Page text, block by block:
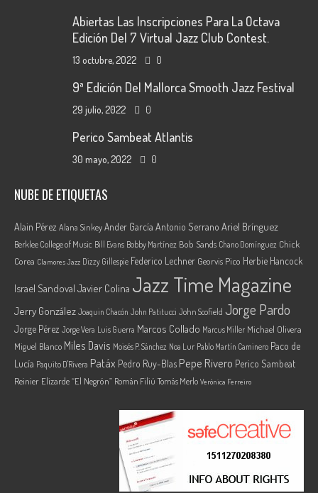
Abiertas Las Inscripciones Para La Octava
Edición Del 7 Virtual Jazz Club Contest.
13 octubre, 2022 0
9ª Edición Del Mallorca Smooth Jazz Festival
29 julio, 2022 0
Perico Sambeat Atlantis
30 mayo, 2022 0
NUBE DE ETIQUETAS
Alain Pérez Alana SinkeyAnder García Antonio Serrano Ariel Brínguez
Berklee College of Music Bill Evans Bobby Martínez Bob Sands Chano Domínguez Chick
Corea Clamores Jazz Dizzy Gillespie Federico Lechner Georvis Pico Herbie Hancock
Israel Sandoval Javier Colina Jazz Time Magazine
Jerry González Joaquin Chacón John Patitucci John Scofield Jorge Pardo
Jorge Pérez Jorge Vera Luis Guerra Marcos Collado Marcus Miller Michael Olivera
Miguel Blanco Miles Davis Moisés P. Sánchez Noa Lur Pablo Martín Caminero Paco de
Lucía Paquito D'Rivera Patáx Pedro Ruy-Blas Pepe Rivero Perico Sambeat
Reinier Elizarde “El Negrón” Román Filiú Tomás Merlo Verónica Ferreiro